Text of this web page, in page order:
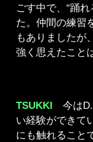
ごす中で、“踊
た。仲間の練習
もありましたが
強く思えたこと
TSUKKI 今は
い経験ができて
にも触れること